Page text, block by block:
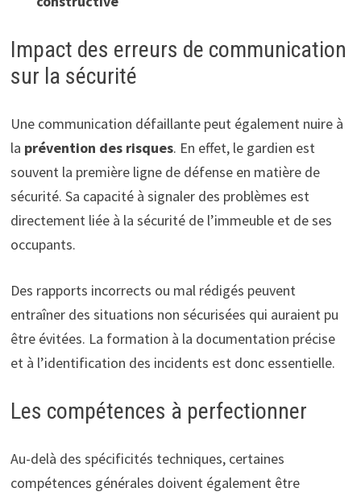
Impact des erreurs de communication
sur la sécurité
Une communication défaillante peut également nuire à
la prévention des risques. En effet, le gardien est
souvent la première ligne de défense en matière de
sécurité. Sa capacité à signaler des problèmes est
directement liée à la sécurité de l’immeuble et de ses
occupants.
Des rapports incorrects ou mal rédigés peuvent
entraîner des situations non sécurisées qui auraient pu
être évitées. La formation à la documentation précise
et à l’identification des incidents est donc essentielle.
Les compétences à perfectionner
Au-delà des spécificités techniques, certaines
compétences générales doivent également être